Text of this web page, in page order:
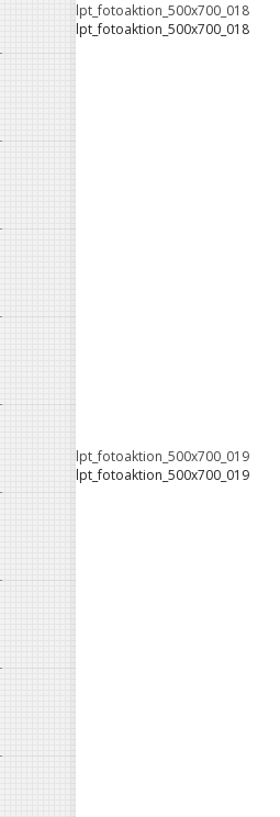
lpt_fotoaktion_500x700_018
lpt_fotoaktion_500x700_018
lpt_fotoaktion_500x700_019
lpt_fotoaktion_500x700_019